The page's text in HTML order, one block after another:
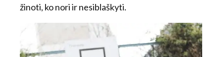
žinoti, ko nori ir nesiblaškyti.